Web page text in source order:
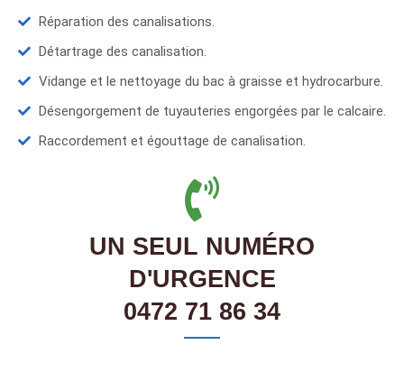
Réparation des canalisations.
Détartrage des canalisation.
Vidange et le nettoyage du bac à graisse et hydrocarbure.
Désengorgement de tuyauteries engorgées par le calcaire.
Raccordement et égouttage de canalisation.
UN SEUL NUMÉRO
D'URGENCE
0472 71 86 34